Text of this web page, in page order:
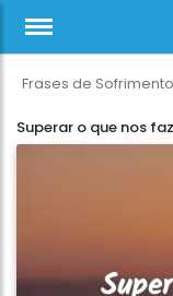
Frases de Sofrimento
Superar o que nos